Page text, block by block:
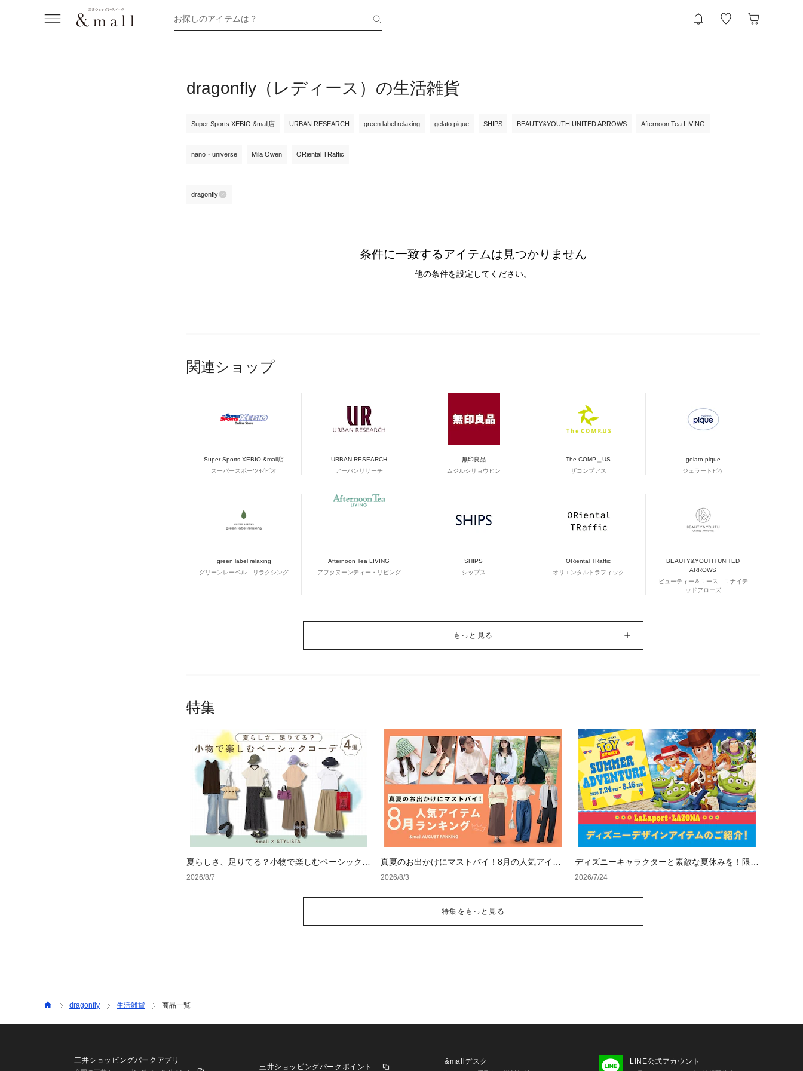
お探しのアイテムは？
dragonfly（レディース）の生活雑貨
Super Sports XEBIO &mall店 URBAN RESEARCH green label relaxing gelato pique SHIPS BEAUTY&YOUTH UNITED ARROWS Afternoon Tea LIVING
nano・universe Mila Owen ORiental TRaffic
dragonfly
条件に一致するアイテムは見つかりません
他の条件を設定してください。
関連ショップ
Super Sports XEBIO &mall店
スーパースポーツゼビオ
URBAN RESEARCH
アーバンリサーチ
無印良品
ムジルシリョウヒン
The COMP＿US
ザコンプアス
gelato pique
ジェラートピケ
green label relaxing
グリーンレーベル リラクシング
Afternoon Tea LIVING
アフタヌーンティー・リビング
SHIPS
シップス
ORiental TRaffic
オリエンタルトラフィック
BEAUTY&YOUTH UNITED
ARROWS
ビューティー＆ユース ユナイテ
ッドアローズ
もっと見る
特集
夏らしさ、足りてる？小物で楽しむベーシックコ
ーデ4選
2026/8/7
真夏のお出かけにマストバイ！8月の人気アイテ
ムランキング
2026/8/3
ディズニーキャラクターと素敵な夏休みを！限定
&人気アイテム特集
2026/7/24
特集をもっと見る
dragonfly 生活雑貨 商品一覧
三井ショッピングパークアプリ
三井ショッピングパークポイント
&mallデスク LINE公式アカウント